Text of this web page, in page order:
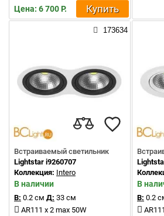
Цена: 6 700 Р. Купить
173634
Встраиваемый светильник
Lightstar i9260707
Коллекция: Intero
В наличии
В: 0.2 см Д: 33 см
AR111 x 2 max 50W
В
В: 0.2